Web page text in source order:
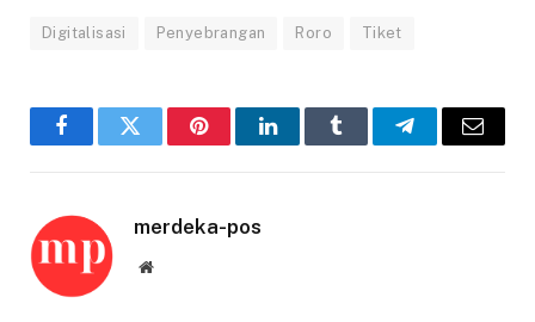
Digitalisasi Penyebrangan Roro Tiket
FacebookTwitter PinterestLinkedInTumblr TelegramEmail
merdeka-pos
Website